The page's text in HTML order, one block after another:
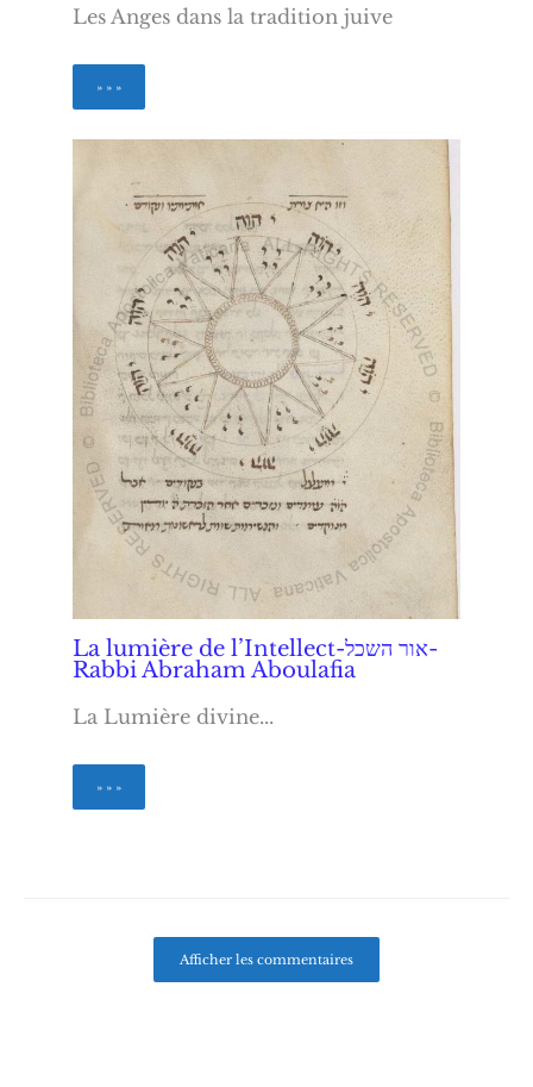
Les Anges dans la tradition juive
» » »
La lumière de l’Intellect-אור השכל-
Rabbi Abraham Aboulafia
La Lumière divine...
» » »
Afficher les commentaires